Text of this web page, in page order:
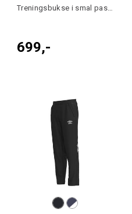
Treningsbukse i smal passform
699,-